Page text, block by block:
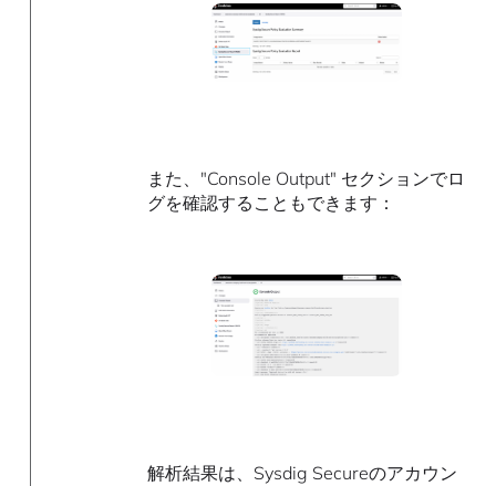
また、"Console Output" セクションでロ
グを確認することもできます：
解析結果は、Sysdig Secureのアカウン